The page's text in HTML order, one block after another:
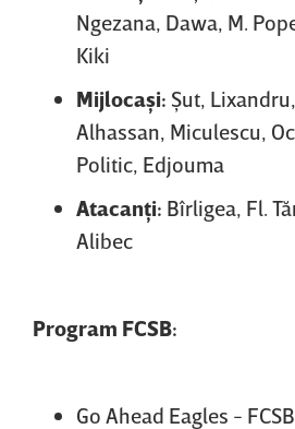
Ngezana, Dawa, M.
Kiki
Mijlocaşi: Şut,
Alhassan, Miculescu,
Politic, Edjouma
Atacanţi: Bîrligea, Fl.
Alibec
Program FCSB:
Go Ahead Eagles -